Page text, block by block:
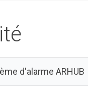
d'alarme ARHUB